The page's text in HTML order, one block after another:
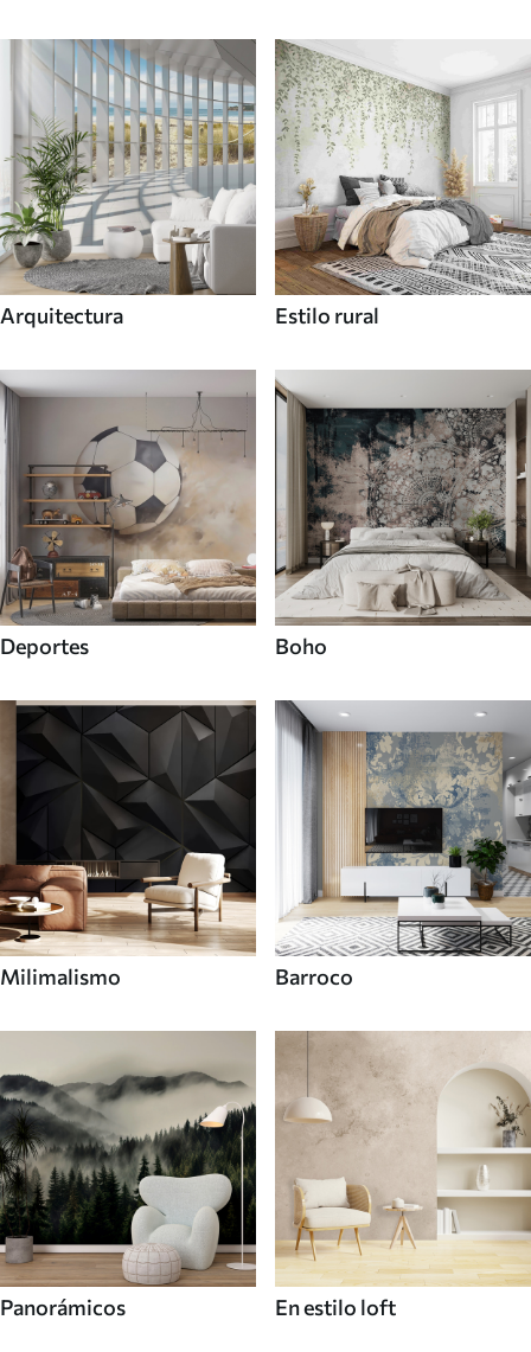
Arquitectura Estilo rural
Deportes Boho
Milimalismo Barroco
Panorámicos En estilo loft